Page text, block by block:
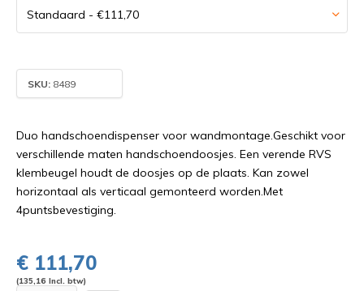
SKU: 8489
Duo handschoendispenser voor wandmontage.Geschikt voor
verschillende maten handschoendoosjes. Een verende RVS
klembeugel houdt de doosjes op de plaats. Kan zowel
horizontaal als verticaal gemonteerd worden.Met
4puntsbevestiging.
€ 111,70
(135,16 Incl. btw)